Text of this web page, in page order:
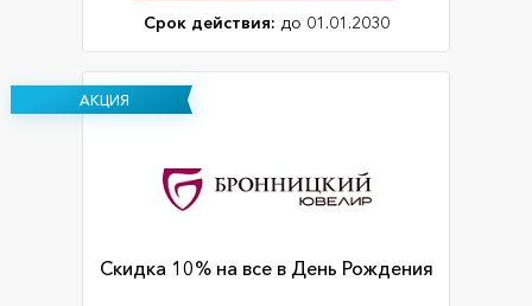
Срок действия: до 01.01.2030
АКЦИЯ
Скидка 10% на все в День Рождения